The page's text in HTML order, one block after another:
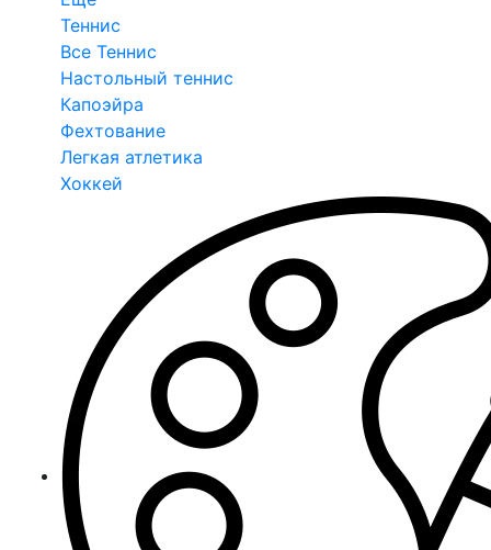
Теннис
Все Теннис
Настольный теннис
Капоэйра
Фехтование
Легкая атлетика
Хоккей